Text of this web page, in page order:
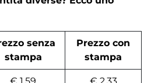
senza
stampa
Prezzo con
stampa